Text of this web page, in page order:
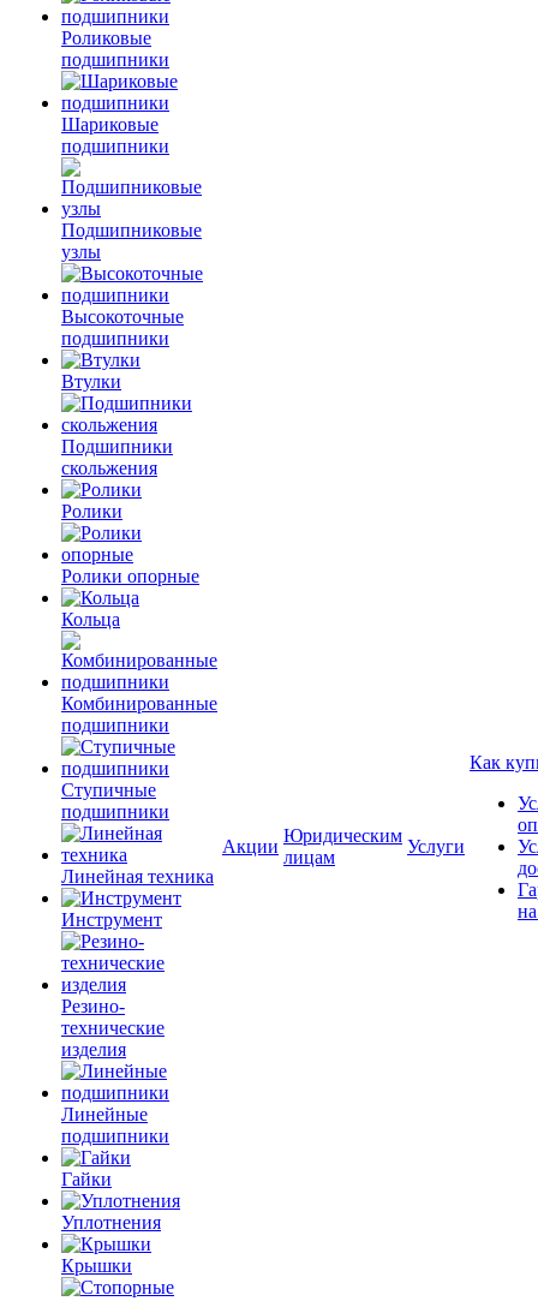
Роликовые
подшипники
Шариковые
подшипники
Подшипниковые
узлы
Высокоточные
подшипники
Втулки
Подшипники
скольжения
Ролики
Ролики опорные
Кольца
Комбинированные
подшипники
Ступичные
подшипники
Линейная техника
Инструмент
Резино-
технические
изделия
Линейные
подшипники
Гайки
Уплотнения
Крышки
Акции
Юридическим
лицам
Услуги
Как